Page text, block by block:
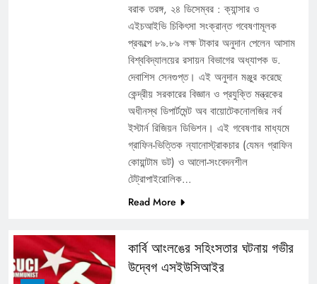
বরাক তরঙ্গ, ২৪ ডিসেম্বর : ক্যান্সার ও
এইচআইভি চিকিৎসা সংক্রান্ত গবেষণামূলক
প্রকল্পে ৮৯.৮৯ লক্ষ টাকার অনুদান পেলেন আসাম
বিশ্ববিদ্যালয়ের রসায়ন বিভাগের অধ্যাপক ড.
দেবাশিস সেনগুপ্ত। এই অনুদান মঞ্জুর করেছে
কেন্দ্রীয় সরকারের বিজ্ঞান ও প্রযুক্তি মন্ত্রকের
অধীনস্থ ডিপার্টমেন্ট অব বায়োটেকনোলজির নর্থ
ইস্টার্ন রিজিয়ন ডিভিশন। এই গবেষণার মাধ্যমে
গ্রাফিন-ভিত্তিক ন্যানোস্ট্রাকচার (যেমন গ্রাফিন
কোয়ান্টাম ডট) ও আলো-সংবেদনশীল
টেট্রাপাইরোলিক…
Read More
কার্বি আংলঙের সহিংসতার ঘটনায় গভীর
উদ্বেগ এসইউসিআইর